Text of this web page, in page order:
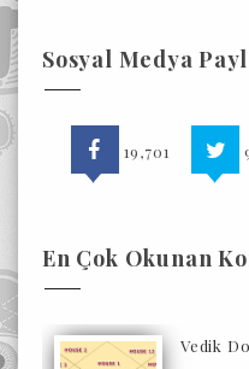
Sosyal Medya
19,701
En Çok Okunan
Vedik